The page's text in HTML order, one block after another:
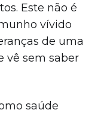
Este não é
vívido
de uma
vê sem saber
saúde